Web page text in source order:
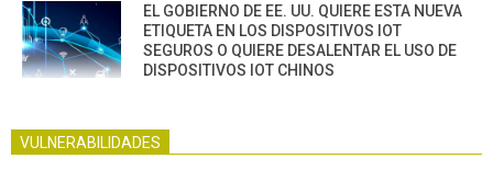
EL GOBIERNO DE EE. UU. QUIERE ESTA NUEVA
ETIQUETA EN LOS DISPOSITIVOS IOT
SEGUROS O QUIERE DESALENTAR EL USO DE
DISPOSITIVOS IOT CHINOS
VULNERABILIDADES